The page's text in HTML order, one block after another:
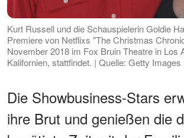
Kurt Russell und die Schauspielerin Goldie
Premiere von Netflixs "The Christmas
November 2018 im Fox Bruin Theatre in Los
Kalifornien, stattfindet. | Quelle: Getty Images
Die Showbusiness-Stars
ihre Brut und genießen die